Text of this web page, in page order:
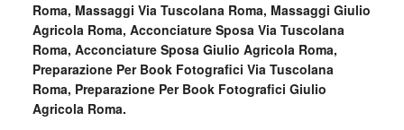
Roma, Massaggi Via Tuscolana Roma, Massaggi Giulio
Agricola Roma, Acconciature Sposa Via Tuscolana
Roma, Acconciature Sposa Giulio Agricola Roma,
Preparazione Per Book Fotografici Via Tuscolana
Roma, Preparazione Per Book Fotografici Giulio
Agricola Roma.